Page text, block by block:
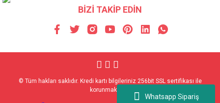
Whatsapp Sipariş
BİZİ TAKİP EDİN
© Tüm hakları saklıdır. Kredi kartı bilgileriniz 256bit SSL sertifikası ile
korunmaktadır.